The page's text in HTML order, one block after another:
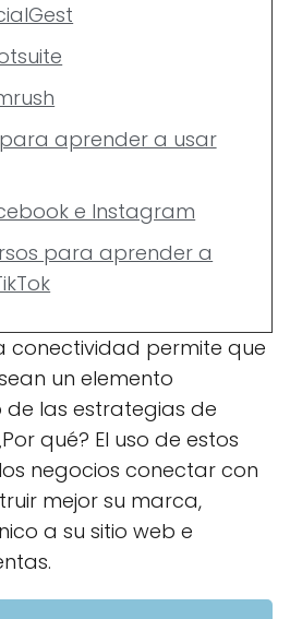
aprender a usar
e Instagram
para aprender a
conectividad permite que
un elemento
las estrategias de
qué? El uso de estos
negocios conectar con
mejor su marca,
a su sitio web e